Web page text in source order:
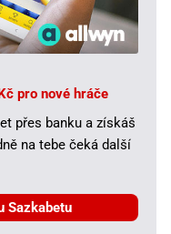
pro nové hráče
přes banku a získáš
na tebe čeká další
Sazkabetu